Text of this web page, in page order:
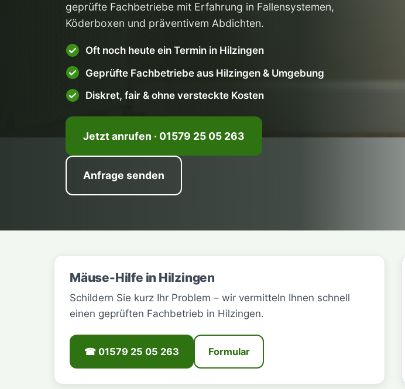
geprüfte Fachbetriebe mit Erfahrung in Fallensystemen,
Köderboxen und präventivem Abdichten.
Oft noch heute ein Termin in Hilzingen
Geprüfte Fachbetriebe aus Hilzingen & Umgebung
Diskret, fair & ohne versteckte Kosten
Jetzt anrufen · 01579 25 05 263
Anfrage senden
Mäuse-Hilfe in Hilzingen
Schildern Sie kurz Ihr Problem – wir vermitteln Ihnen schnell
einen geprüften Fachbetrieb in Hilzingen.
☎ 01579 25 05 263 Formular